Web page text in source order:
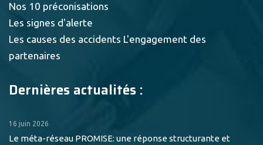
Nos 10 préconisations
Les signes d'alerte
Les causes des accidents L'engagement des
partenaires
Dernières actualités :
16 juin 2026
Le méta-réseau PROMISE: une réponse structurante et